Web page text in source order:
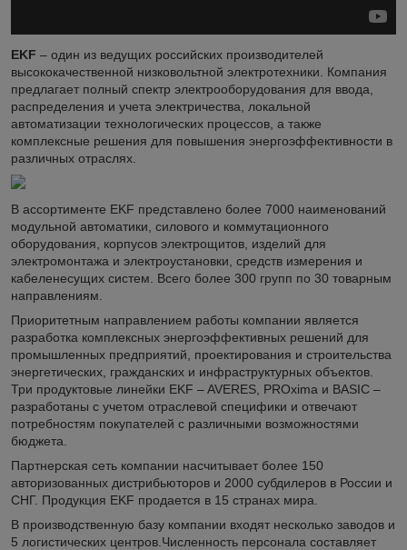
EKF – один из ведущих российских производителей
высококачественной низковольтной электротехники. Компания
предлагает полный спектр электрооборудования для ввода,
распределения и учета электричества, локальной
автоматизации технологических процессов, а также
комплексные решения для повышения энергоэффективности в
различных отраслях.
В ассортименте EKF представлено более 7000 наименований
модульной автоматики, силового и коммутационного
оборудования, корпусов электрощитов, изделий для
электромонтажа и электроустановки, средств измерения и
кабеленесущих систем. Всего более 300 групп по 30 товарным
направлениям.
Приоритетным направлением работы компании является
разработка комплексных энергоэффективных решений для
промышленных предприятий, проектирования и строительства
энергетических, гражданских и инфраструктурных объектов.
Три продуктовые линейки EKF – AVERES, PROxima и BASIC –
разработаны с учетом отраслевой специфики и отвечают
потребностям покупателей с различными возможностями
бюджета.
Партнерская сеть компании насчитывает более 150
авторизованных дистрибьюторов и 2000 субдилеров в России и
СНГ. Продукция EKF продается в 15 странах мира.
В производственную базу компании входят несколько заводов и
5 логистических центров.Численность персонала составляет